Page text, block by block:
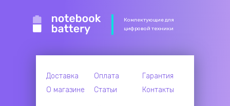
Комлектующие для
цифровой техники
Доставка Оплата
Гарантия
О магазине
Статьи Контакты